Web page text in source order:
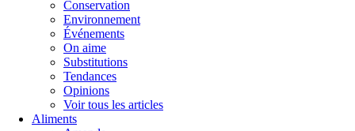
Conservation
Environnement
Événements
On aime
Substitutions
Tendances
Opinions
Voir tous les articles
Aliments